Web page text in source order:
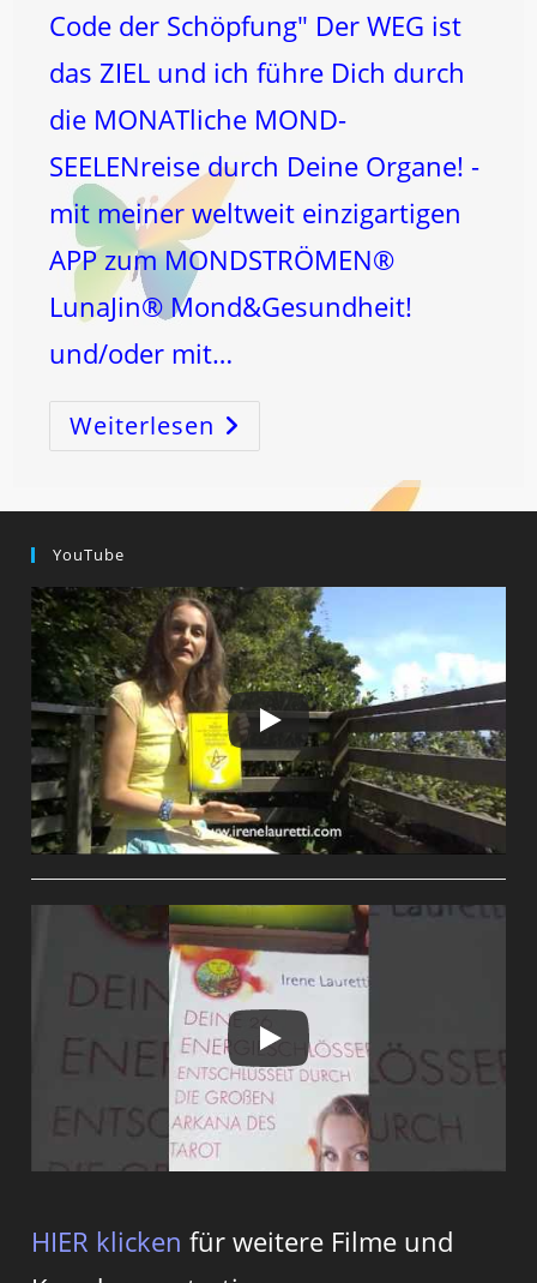
Code der Schöpfung" Der WEG ist
das ZIEL und ich führe Dich durch
die MONATliche MOND-
SEELENreise durch Deine Organe! -
mit meiner weltweit einzigartigen
APP zum MONDSTRÖMEN®
LunaJin® Mond&Gesundheit!
und/oder mit…
Weiterlesen BRISANTE
ZEIT!
YouTube
HIER klicken für weitere Filme und